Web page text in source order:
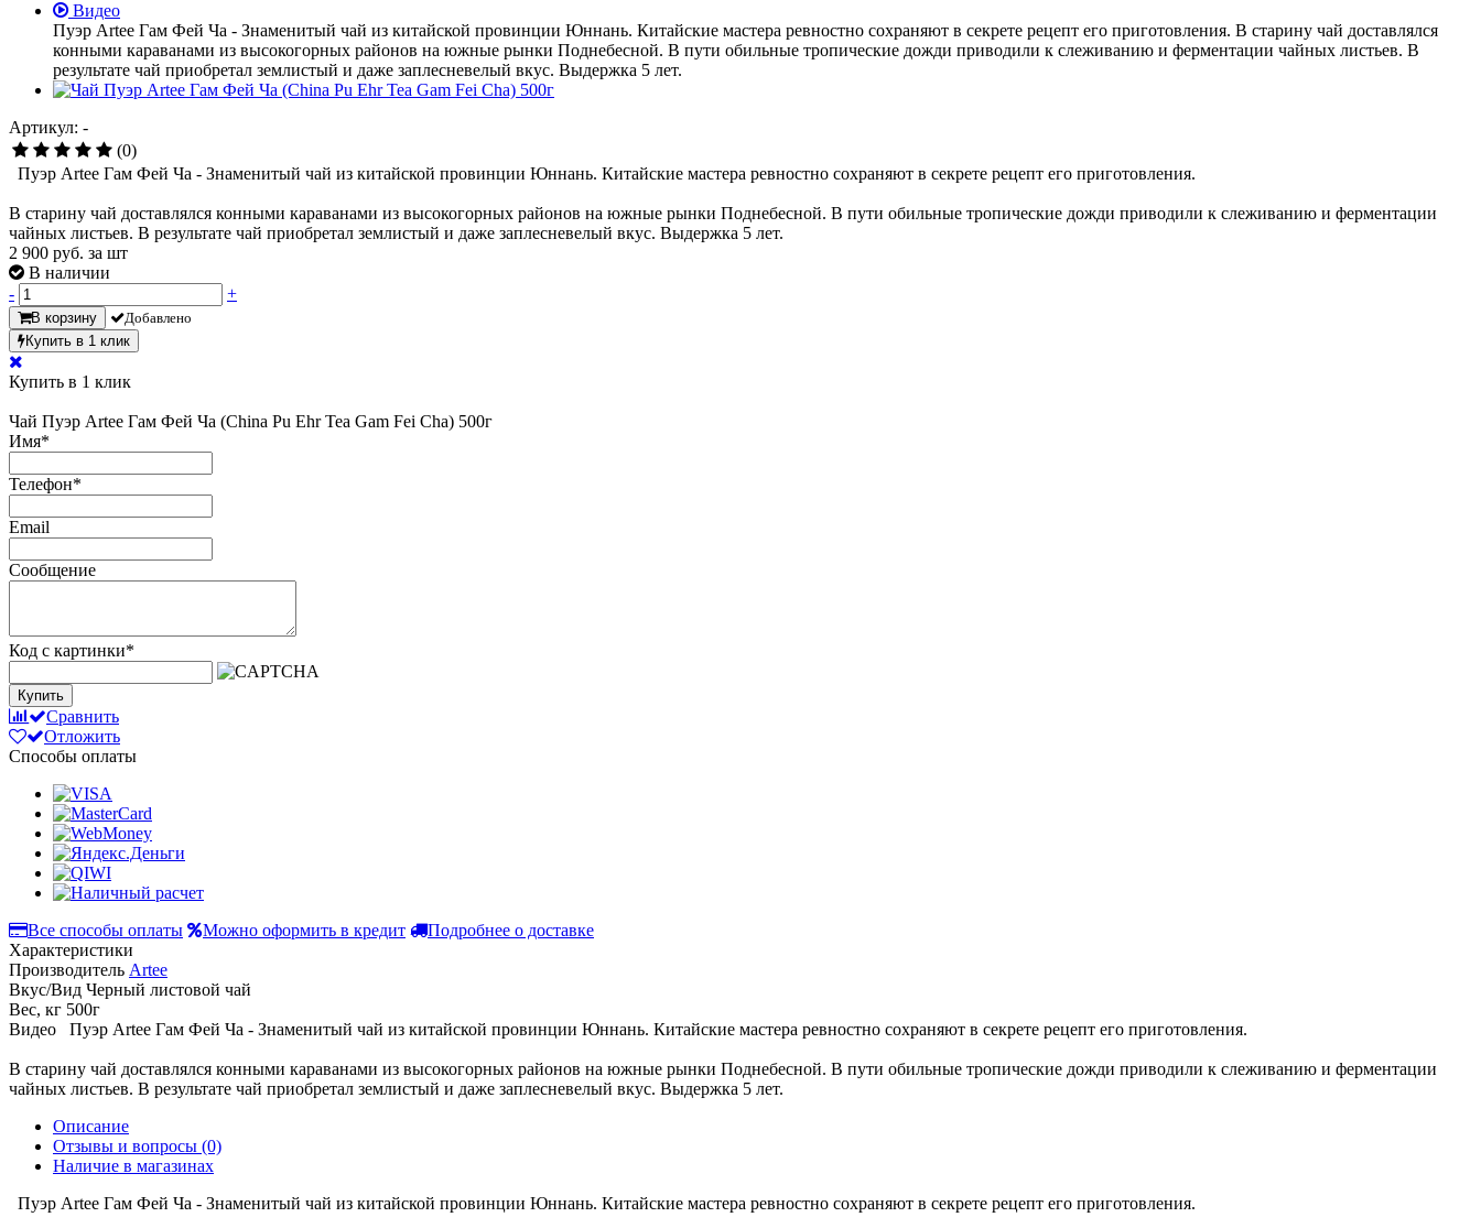
Видео
Пуэр Artee Гам Фей Ча - Знаменитый чай из китайской провинции Юннань. Китайские мастера ревностно сохраняют в секрете рецепт его приготовления. В старину чай доставлялся
конными караванами из высокогорных районов на южные рынки Поднебесной. В пути обильные тропические дожди приводили к слеживанию и ферментации чайных листьев. В
результате чай приобретал землистый и даже заплесневелый вкус. Выдержка 5 лет.
Артикул: -
(0)
Пуэр Artee Гам Фей Ча - Знаменитый чай из китайской провинции Юннань. Китайские мастера ревностно сохраняют в секрете рецепт его приготовления.
В старину чай доставлялся конными караванами из высокогорных районов на южные рынки Поднебесной. В пути обильные тропические дожди приводили к слеживанию и ферментации
чайных листьев. В результате чай приобретал землистый и даже заплесневелый вкус. Выдержка 5 лет.
2 900 руб. за шт
В наличии
-
+
В корзину
Добавлено
Купить в 1 клик
Купить в 1 клик
Чай Пуэр Artee Гам Фей Ча (China Pu Ehr Tea Gam Fei Cha) 500г
Имя*
Телефон*
Email
Сообщение
Код с картинки*
Купить
Сравнить
Отложить
Способы оплаты
Все способы оплаты Можно оформить в кредит
Подробнее о доставке
Характеристики
Производитель Artee
Вкус/Вид Черный листовой чай
Вес, кг 500г
Видео
Пуэр Artee Гам Фей Ча - Знаменитый чай из китайской провинции Юннань. Китайские мастера ревностно сохраняют в секрете рецепт его приготовления.
В старину чай доставлялся конными караванами из высокогорных районов на южные рынки Поднебесной. В пути обильные тропические дожди приводили к слеживанию и ферментации
чайных листьев. В результате чай приобретал землистый и даже заплесневелый вкус. Выдержка 5 лет.
Описание
Отзывы и вопросы (0)
Наличие в магазинах
Пуэр Artee Гам Фей Ча - Знаменитый чай из китайской провинции Юннань. Китайские мастера ревностно сохраняют в секрете рецепт его приготовления.